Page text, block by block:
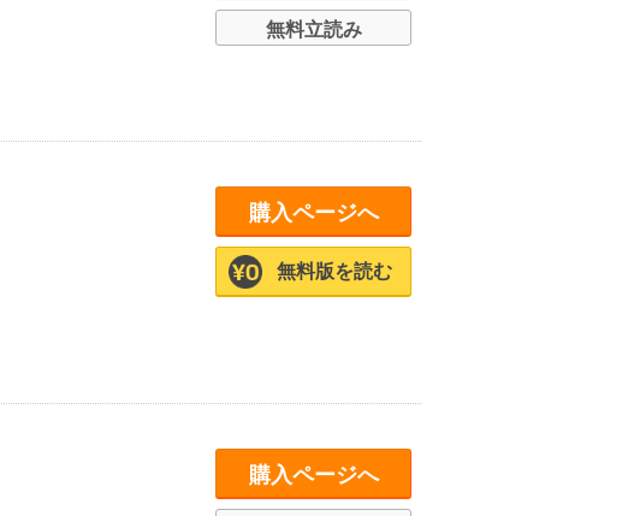
無料立読み
購入ページへ
無料版を読む
購入ページへ